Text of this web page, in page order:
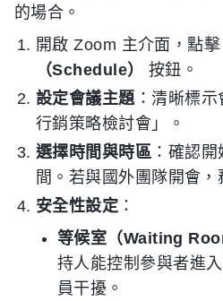
的場合。
開啟 Zoom 主介面，點擊
（Schedule）
按鈕。
設定會議主題：清晰標示
行銷策略檢討會」。
選擇時間與時區 ：確認
間。若與國外團隊開會，
安全性設定：
等候室（Waiting
持人能控制參與者進
員干擾。